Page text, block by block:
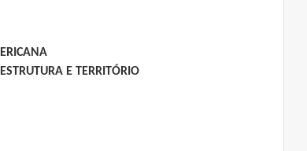
E TERRITÓRIO